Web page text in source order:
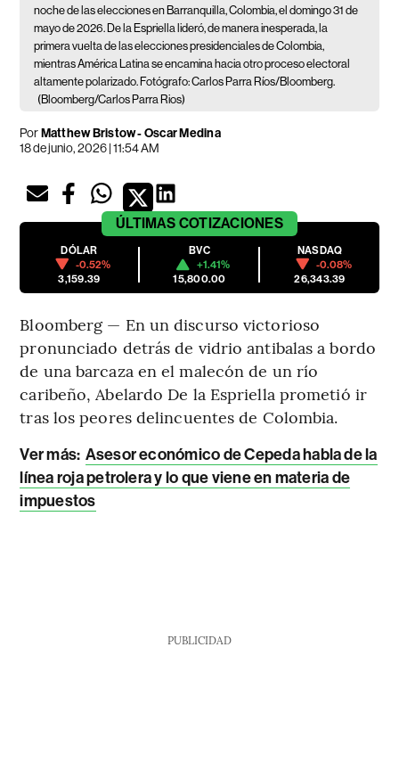
noche de las elecciones en Barranquilla, Colombia, el domingo 31 de
mayo de 2026. De la Espriella lideró, de manera inesperada, la
primera vuelta de las elecciones presidenciales de Colombia,
mientras América Latina se encamina hacia otro proceso electoral
altamente polarizado. Fotógrafo: Carlos Parra Ríos/Bloomberg.
(Bloomberg/Carlos Parra Rios)
PorMatthew Bristow - Oscar Medina
18 de junio, 2026 | 11:54 AM
ÚLTIMAS COTIZACIONES
DÓLAR
-0.52%
3,159.39
BVC
+1.41%
15,800.00
NASDAQ
-0.08%
26,343.39
Bloomberg — En un discurso victorioso
pronunciado detrás de vidrio antibalas a bordo
de una barcaza en el malecón de un río
caribeño, Abelardo De la Espriella prometió ir
tras los peores delincuentes de Colombia.
Ver más: Asesor económico de Cepeda habla de la
línea roja petrolera y lo que viene en materia de
impuestos
PUBLICIDAD